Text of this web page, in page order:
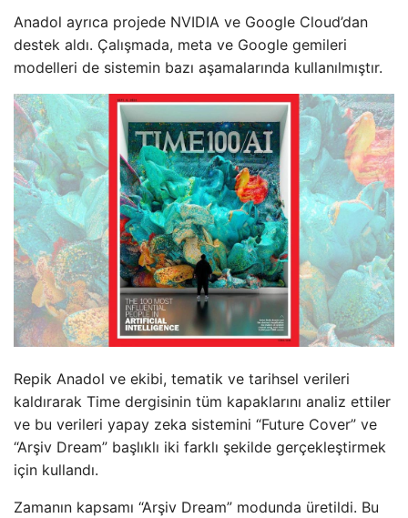
Anadol ayrıca projede NVIDIA ve Google Cloud’dan
destek aldı. Çalışmada, meta ve Google gemileri
modelleri de sistemin bazı aşamalarında kullanılmıştır.
Repik Anadol ve ekibi, tematik ve tarihsel verileri
kaldırarak Time dergisinin tüm kapaklarını analiz ettiler
ve bu verileri yapay zeka sistemini “Future Cover” ve
“Arşiv Dream” başlıklı iki farklı şekilde gerçekleştirmek
için kullandı.
Zamanın kapsamı “Arşiv Dream” modunda üretildi. Bu